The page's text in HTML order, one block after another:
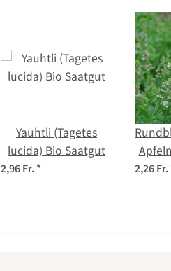
Yauhtli (Tagetes
lucida) Bio Saatgut
2,96 Fr.* 2,26 Fr.